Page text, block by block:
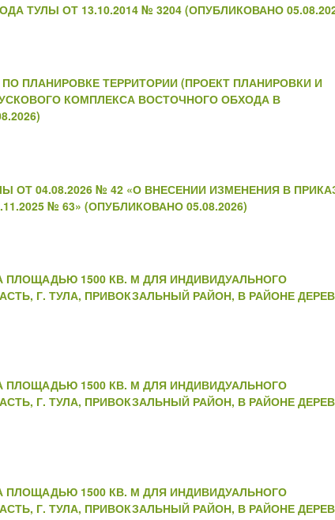
ТУЛЫ ОТ 13.10.2014 № 3204 (ОПУБЛИКОВАНО
ПЛАНИРОВКЕ ТЕРРИТОРИИ (ПРОЕКТ ПЛАНИРОВКИ И
КОМПЛЕКСА ВОСТОЧНОГО ОБХОДА В
04.08.2026 № 42 «О ВНЕСЕНИИ ИЗМЕНЕНИЯ В
№ 63» (ОПУБЛИКОВАНО 05.08.2026)
ПЛОЩАДЬЮ 1500 КВ. М ДЛЯ ИНДИВИДУАЛЬНОГО
Г. ТУЛА, ПРИВОКЗАЛЬНЫЙ РАЙОН, В РАЙОНЕ
ПЛОЩАДЬЮ 1500 КВ. М ДЛЯ ИНДИВИДУАЛЬНОГО
Г. ТУЛА, ПРИВОКЗАЛЬНЫЙ РАЙОН, В РАЙОНЕ
ПЛОЩАДЬЮ 1500 КВ. М ДЛЯ ИНДИВИДУАЛЬНОГО
Г. ТУЛА, ПРИВОКЗАЛЬНЫЙ РАЙОН, В РАЙОНЕ